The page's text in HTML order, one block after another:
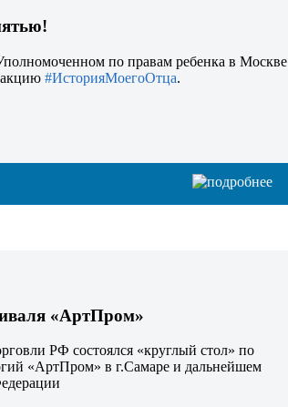
по правам ребенка в Москве
акцию #ИсторияМоегоОтца.
«АртПром»
РФ состоялся «круглый стол» по
«АртПром» в г.Самаре и дальнейшем